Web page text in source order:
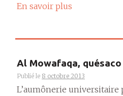
En savoir plus
Al Mowafaqa, quésaco
Publié le 8 octobre 2013
L’aumônerie universitaire